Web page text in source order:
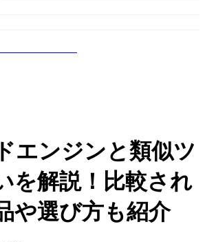
エンジンと類似ツ
を解説！比較され
や選び方も紹介